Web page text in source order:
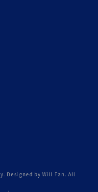
Designed by Will Fan. All